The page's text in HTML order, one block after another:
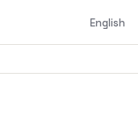
English